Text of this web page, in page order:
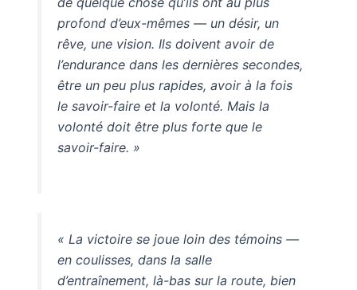
profond d’eux-mêmes — un désir, un
rêve, une vision. Ils doivent avoir de
l’endurance dans les dernières secondes,
être un peu plus rapides, avoir à la fois
le savoir-faire et la volonté. Mais la
volonté doit être plus forte que le
savoir-faire. »
« La victoire se joue loin des témoins —
en coulisses, dans la salle
d’entraînement, là-bas sur la route, bien